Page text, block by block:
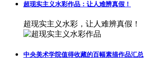
超现实主义水彩作品：让人难辨真假！
超现实主义水彩，让人难辨真假！
中央美术学院值得收藏的百幅素描作品汇总